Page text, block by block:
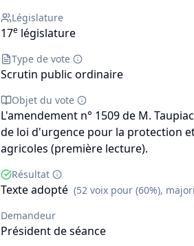
Législature
17e législature
Type de vote
Scrutin public ordinaire
Objet du vote
L'amendement n° 1509 de M.
de loi d'urgence pour la protection
agricoles (première lecture).
Résultat
Texte adopté (52 voix pour (60%),
Demandeur
Président de séance